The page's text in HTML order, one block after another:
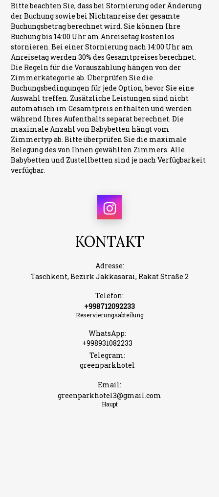
Bitte beachten Sie, dass bei Stornierung oder Änderung
der Buchung sowie bei Nichtanreise der gesamte
Buchungsbetrag berechnet wird. Sie können Ihre
Buchung bis 14:00 Uhr am Anreisetag kostenlos
stornieren. Bei einer Stornierung nach 14:00 Uhr am
Anreisetag werden 30% des Gesamtpreises berechnet.
Die Regeln für die Vorauszahlung hängen von der
Zimmerkategorie ab. Überprüfen Sie die
Buchungsbedingungen für jede Option, bevor Sie eine
Auswahl treffen. Zusätzliche Leistungen sind nicht
automatisch im Gesamtpreis enthalten und werden
während Ihres Aufenthalts separat berechnet. Die
maximale Anzahl von Babybetten hängt vom
Zimmertyp ab. Bitte überprüfen Sie die maximale
Belegung des von Ihnen gewählten Zimmers. Alle
Babybetten und Zustellbetten sind je nach Verfügbarkeit
verfügbar.
KONTAKT
Adresse:
Taschkent, Bezirk Jakkasarai, Rakat Straße 2
Telefon:
+998712092233
Reservierungsabteilung
WhatsApp:
+998931082233
Telegram:
greenparkhotel
Email:
greenparkhotel3@gmail.com
Haupt